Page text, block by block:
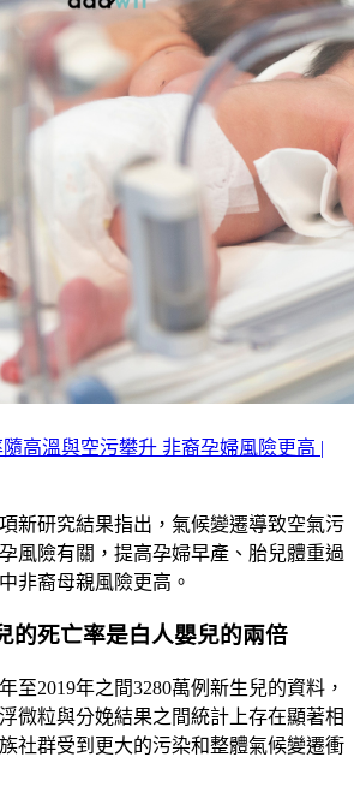
高溫與空污攀升 非裔孕婦風險更高 |
新研究結果指出，氣候變遷導致空氣污
風險有關，提高孕婦早產、胎兒體重過
非裔母親風險更高。
的死亡率是白人嬰兒的兩倍
至2019年之間3280萬例新生兒的資料，
微粒與分娩結果之間統計上存在顯著相
社群受到更大的污染和整體氣候變遷衝